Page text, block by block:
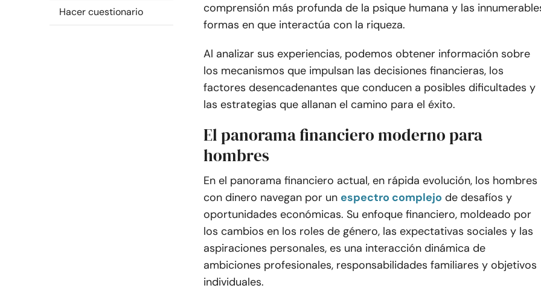
Hacer cuestionario
comprensión más profunda de la psique humana y las
formas en que interactúa con la riqueza.
Al analizar sus experiencias, podemos obtener información sobre
los mecanismos que impulsan las decisiones financieras, los
factores desencadenantes que conducen a posibles dificultades y
las estrategias que allanan el camino para el éxito.
El panorama financiero moderno para
hombres
En el panorama financiero actual, en rápida evolución, los hombres
con dinero navegan por un espectro complejo de desafíos y
oportunidades económicas. Su enfoque financiero, moldeado por
los cambios en los roles de género, las expectativas sociales y las
aspiraciones personales, es una interacción dinámica de
ambiciones profesionales, responsabilidades familiares y objetivos
individuales.